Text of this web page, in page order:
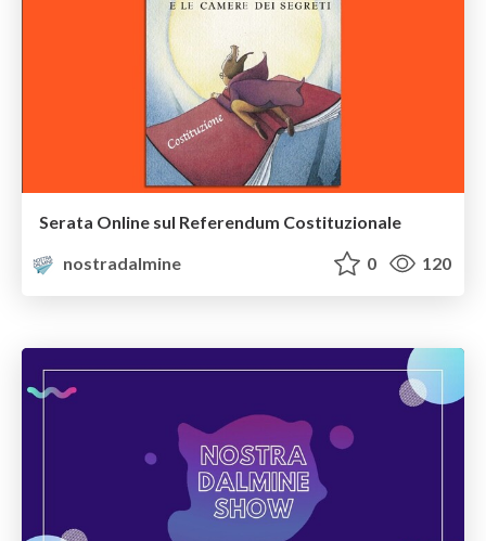
Serata Online sul Referendum Costituzionale
nostradalmine
0 120